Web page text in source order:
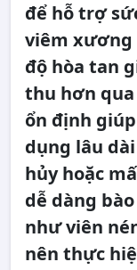
để hỗ trợ
viêm xương
độ hòa tan
thu hơn
ổn định
dụng lâu
hủy hoặc
dễ dàng
như viên
nên thực